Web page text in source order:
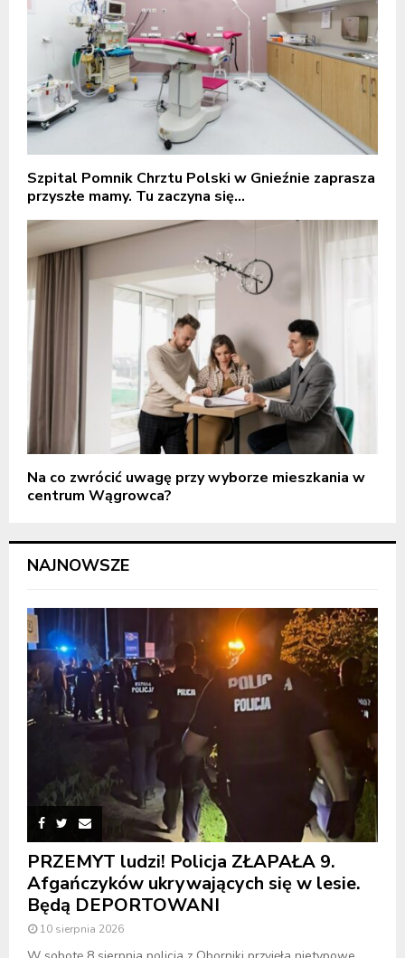
Szpital Pomnik Chrztu Polski w Gnieźnie zaprasza
przyszłe mamy. Tu zaczyna się...
Na co zwrócić uwagę przy wyborze mieszkania w
centrum Wągrowca?
NAJNOWSZE
PRZEMYT ludzi! Policja ZŁAPAŁA 9.
Afgańczyków ukrywających się w lesie.
Będą DEPORTOWANI
10 sierpnia 2026